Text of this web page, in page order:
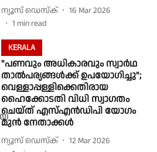
ന്യൂസ് ഡെസ്ക്
16 Mar 2026
1 min read
KERALA
"പണവും അധികാരവും സ്വാർഥ
താൽപര്യങ്ങൾക്ക് ഉപയോഗിച്ചു";
വെള്ളാപ്പള്ളിക്കെതിരായ
ഹൈക്കോടതി വിധി സ്വാഗതം
ചെയ്ത് എസ്എൻഡിപി യോഗം
മുൻ നേതാക്കൾ
ന്യൂസ് ഡെസ്ക്
12 Mar 2026